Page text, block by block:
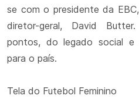
se com o presidente da
diretor-geral, David
pontos, do legado social e
para o país.
Tela do Futebol Feminino